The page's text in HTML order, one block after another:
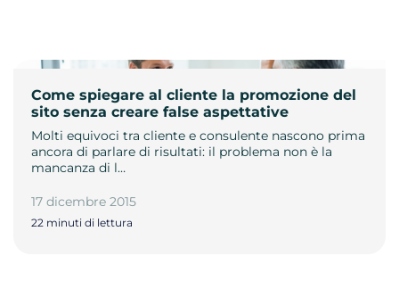
Come spiegare al cliente la promozione del
sito senza creare false aspettative
Molti equivoci tra cliente e consulente nascono prima
ancora di parlare di risultati: il problema non è la
mancanza di l…
17 dicembre 2015
22 minuti di lettura